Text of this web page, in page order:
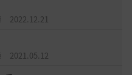
2022.12.21
2021.05.12